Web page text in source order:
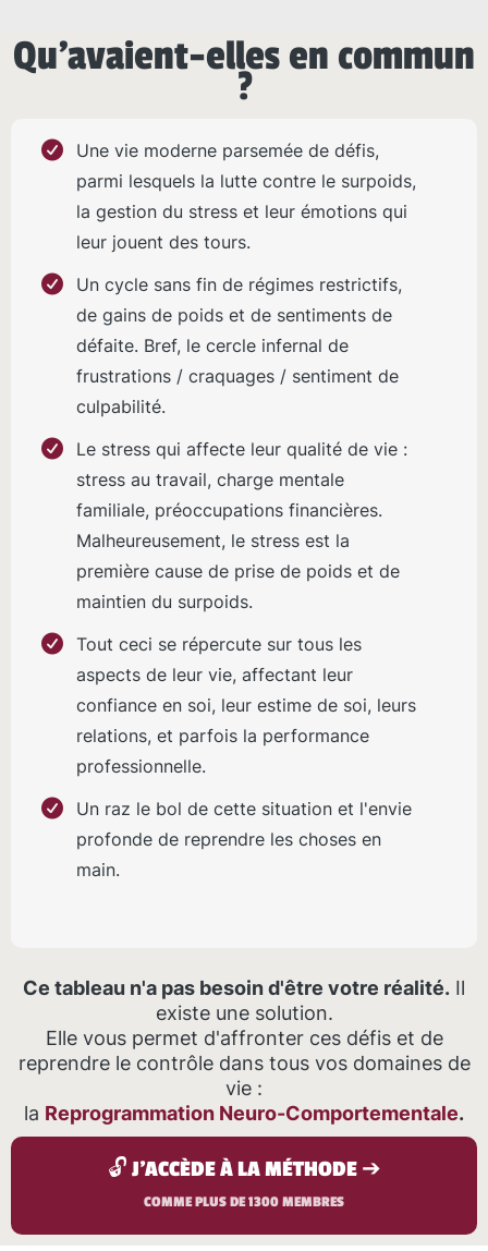
Qu'avaient-elles en commun
?
Une vie moderne parsemée de défis,
parmi lesquels la lutte contre le surpoids,
la gestion du stress et leur émotions qui
leur jouent des tours.
Un cycle sans fin de régimes restrictifs,
de gains de poids et de sentiments de
défaite. Bref, le cercle infernal de
frustrations / craquages / sentiment de
culpabilité.
Le stress qui affecte leur qualité de vie :
stress au travail, charge mentale
familiale, préoccupations financières.
Malheureusement, le stress est la
première cause de prise de poids et de
maintien du surpoids.
Tout ceci se répercute sur tous les
aspects de leur vie, affectant leur
confiance en soi, leur estime de soi, leurs
relations, et parfois la performance
professionnelle.
Un raz le bol de cette situation et l'envie
profonde de reprendre les choses en
main.
Ce tableau n'a pas besoin d'être votre réalité. Il
existe une solution.
Elle vous permet d'affronter ces défis et de
reprendre le contrôle dans tous vos domaines de
vie :
la Reprogrammation Neuro-Comportementale.
🔓 J'ACCÈDE À LA MÉTHODE ➔
COMME PLUS DE 1300 MEMBRES